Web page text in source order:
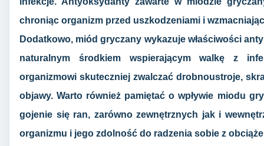
chroniąc organizm przed uszkodzeniami i
Dodatkowo, miód gryczany wykazuje właściwości
naturalnym środkiem wspierającym walkę z
organizmowi skuteczniej zwalczać drobnoustroje,
objawy. Warto również pamiętać o wpływie miodu
gojenie się ran, zarówno zewnętrznych jak i
organizmu i jego zdolność do radzenia sobie z